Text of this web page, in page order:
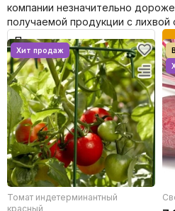
Benary
Cerny
Farao
PanAmerican
HemGenetics
Floranova
Satimex
компании незначительно
получаемой продукции с лихвой
Томат индетерминантный
красный